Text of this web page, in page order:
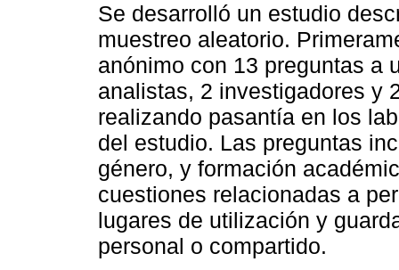
Se desarrolló un estudio
muestreo aleatorio.
anónimo con 13 preguntas a
analistas, 2 investigadores y
realizando pasantía en los
del estudio. Las preguntas
género, y formación
cuestiones relacionadas a
lugares de utilización y
personal o compartido.